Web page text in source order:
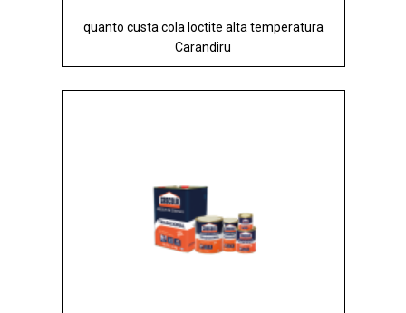
quanto custa cola loctite alta temperatura
Carandiru